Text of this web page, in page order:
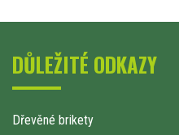
DŮLEŽITÉ ODKAZY
Dřevěné brikety